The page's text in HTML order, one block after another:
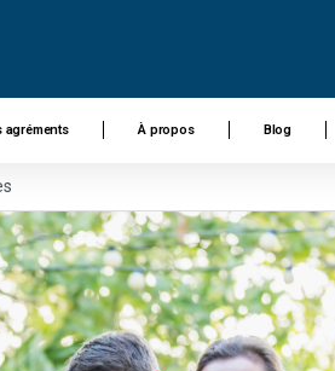
agréments À propos Blog